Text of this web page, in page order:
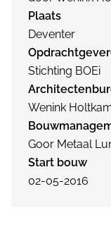
Plaats
Deventer
Stichting BOEi
Wenink
Goor Metaal
Start bouw
02-05-2016